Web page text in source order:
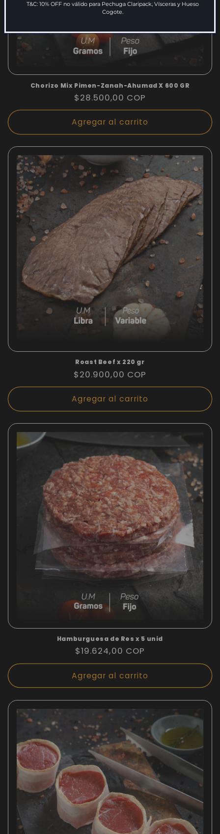
Chorizo Mix Pimen-Zanah-Ahumad X 600 GR
Precio
habitual
$28.500,00 COP
Agregar al carrito
Roast Beef x 220 gr
Precio
habitual
$20.900,00 COP
Agregar al carrito
Hamburguesa de Res x 5 unid
Precio
habitual
$19.624,00 COP
Agregar al carrito
T&C: 10% OFF no válido para Pechuga Claripack, Vísceras y Hueso
Cogote.